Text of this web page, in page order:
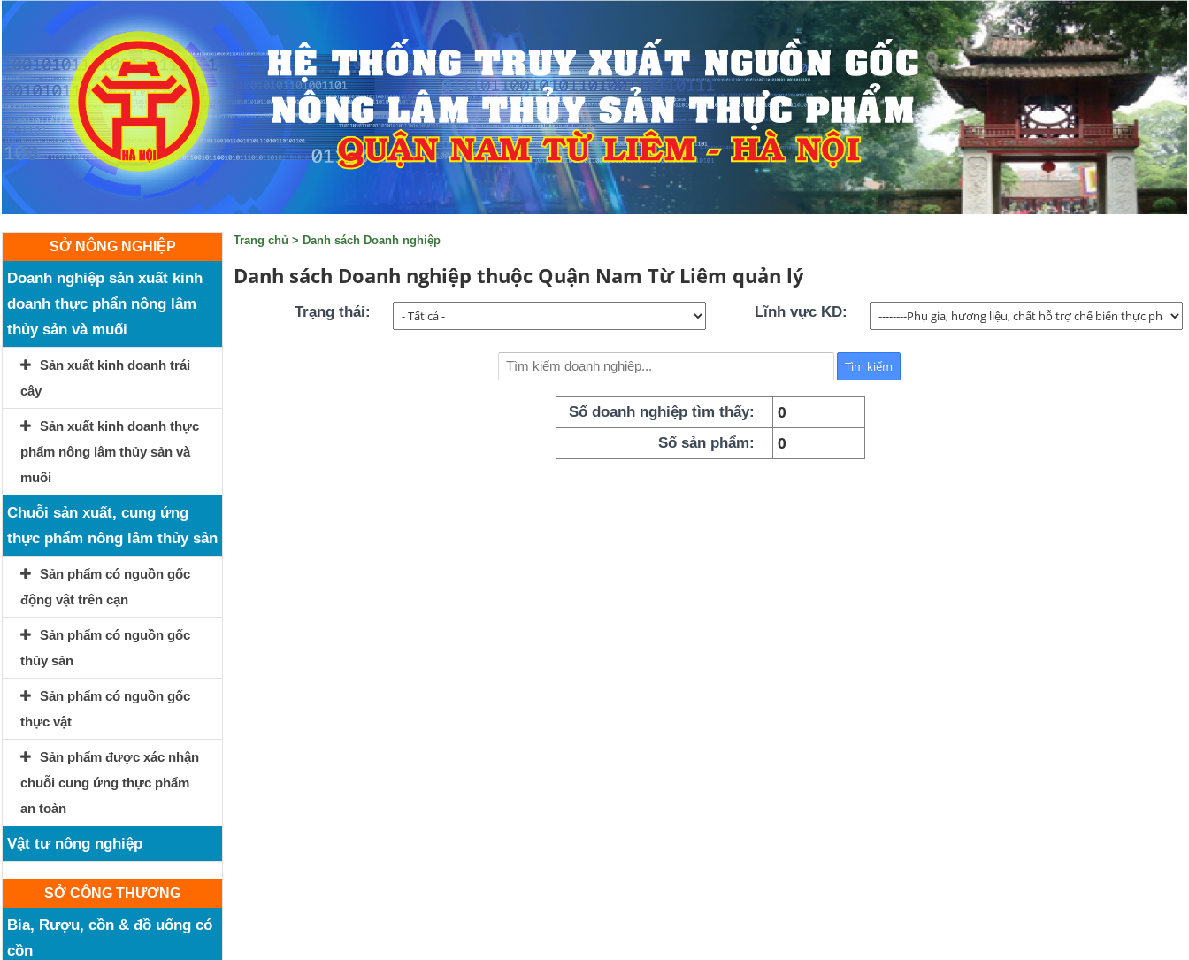
SỞ NÔNG NGHIỆP
Doanh nghiệp sản xuất kinh
doanh thực phẩn nông lâm
thủy sản và muối
Sản xuất kinh doanh trái
cây
Sản xuất kinh doanh thực
phẩm nông lâm thủy sản và
muối
Chuỗi sản xuất, cung ứng
thực phẩm nông lâm thủy sản
Sản phẩm có nguồn gốc
động vật trên cạn
Sản phẩm có nguồn gốc
thủy sản
Sản phẩm có nguồn gốc
thực vật
Sản phẩm được xác nhận
chuỗi cung ứng thực phẩm
an toàn
Vật tư nông nghiệp
SỞ CÔNG THƯƠNG
Bia, Rượu, cồn & đồ uống có
cồn
Trang chủ > Danh sách Doanh nghiệp
Danh sách Doanh nghiệp thuộc Quận Nam Từ Liêm quản lý
Trạng thái: Lĩnh vực KD:
Số doanh nghiệp tìm thấy: 0
Số sản phẩm: 0